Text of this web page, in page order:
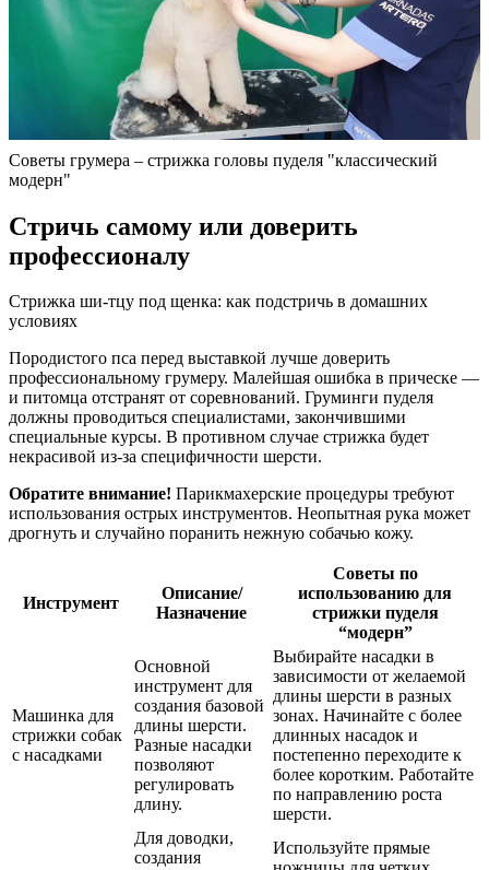
Советы грумера – стрижка головы пуделя "классический
модерн"
Стричь самому или доверить
профессионалу
Стрижка ши-тцу под щенка: как подстричь в домашних
условиях
Породистого пса перед выставкой лучше доверить
профессиональному грумеру. Малейшая ошибка в прическе —
и питомца отстранят от соревнований. Груминги пуделя
должны проводиться специалистами, закончившими
специальные курсы. В противном случае стрижка будет
некрасивой из-за специфичности шерсти.
Обратите внимание! Парикмахерские процедуры требуют
использования острых инструментов. Неопытная рука может
дрогнуть и случайно поранить нежную собачью кожу.
Инструмент
Описание/
Назначение
Советы по
использованию для
стрижки пуделя
“модерн”
Машинка для
стрижки собак
с насадками
Основной
инструмент для
создания базовой
длины шерсти.
Разные насадки
позволяют
регулировать
длину.
Выбирайте насадки в
зависимости от желаемой
длины шерсти в разных
зонах. Начинайте с более
длинных насадок и
постепенно переходите к
более коротким. Работайте
по направлению роста
шерсти.
Для доводки,
создания
Используйте прямые